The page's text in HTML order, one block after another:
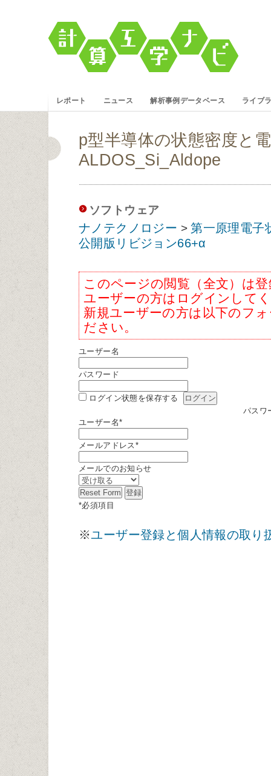
レポート ニュース 解析事例データベース ライブ
p型半導体の状態密度と
ALDOS_Si_Aldope
ソフトウェア
ナノテクノロジー >第一原理電子
公開版リビジョン66+α
このページの閲覧（全文）は
ユーザーの方はログインして
新規ユーザーの方は以下のフ
ださい。
ユーザー名
パスワード
ログイン状態を保存する
パスワ
ユーザー名*
メールアドレス*
メールでのお知らせ
*必須項目
※ユーザー登録と個人情報の取り